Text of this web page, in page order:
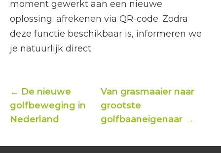
moment gewerkt aan een nieuwe
oplossing: afrekenen via QR-code. Zodra
deze functie beschikbaar is, informeren we
je natuurlijk direct.
← De nieuwe
golfbeweging in
Nederland
Van grasmaaier naar
grootste
golfbaaneigenaar →